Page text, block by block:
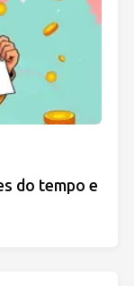
do tempo e